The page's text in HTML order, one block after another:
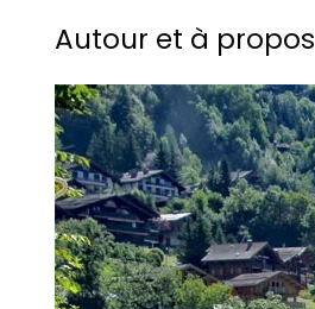
Autour et à propos